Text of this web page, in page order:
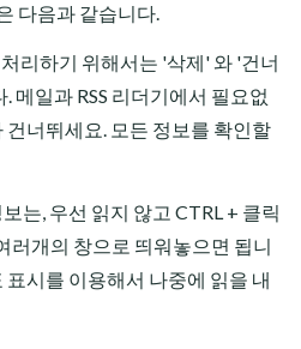
다음과 같습니다.
리하기 위해서는 '삭제' 와 '건너
메일과 RSS 리더기에서 필요없
너뛰세요. 모든 정보를 확인할
는, 우선 읽지 않고 CTRL + 클릭
러개의 창으로 띄워놓으면 됩니
표시를 이용해서 나중에 읽을 내